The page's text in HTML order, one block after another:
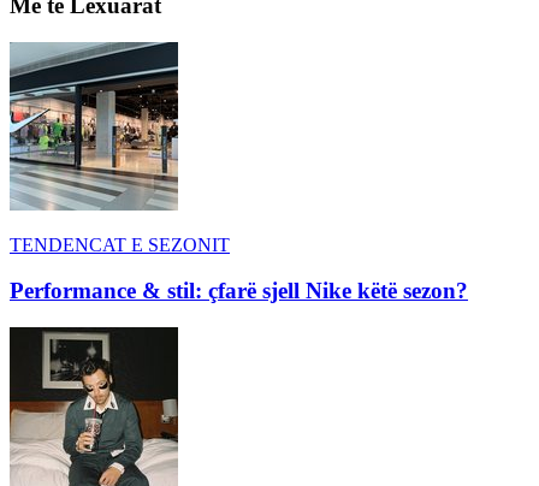
Më të Lexuarat
TENDENCAT E SEZONIT
Performance & stil: çfarë sjell Nike këtë sezon?